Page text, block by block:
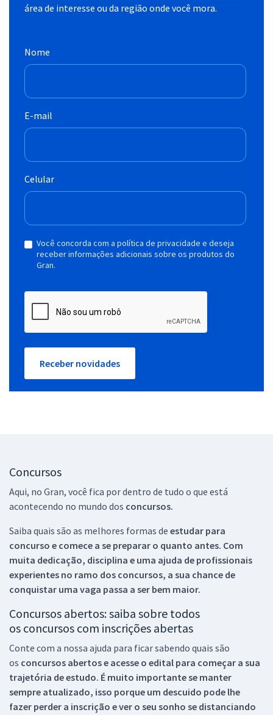
área de interesse ou da região onde você mora.
Nome
E-mail
Celular
Você concorda com a política de privacidade e deseja
receber informações adicionais sobre os produtos do
Gran.
Receber novidades
Concursos
Aqui, no Gran, você fica por dentro de tudo o que está
acontecendo no mundo dos concursos.
Saiba quais são as melhores formas de estudar para
concurso e comece a se preparar o quanto antes. Com
muita dedicação, disciplina e uma ajuda de profissionais
experientes no ramo dos concursos, a sua chance de
conquistar uma vaga passa a ser bem maior.
Concursos abertos: saiba sobre todos
os concursos com inscrições abertas
Conte com a nossa ajuda para ficar sabendo quais são
os concursos abertos e acesse o edital para começar a sua
trajetória de estudo. É muito importante se manter
sempre atualizado, isso porque um descuido pode lhe
fazer perder a inscrição e ver o seu sonho se distanciando